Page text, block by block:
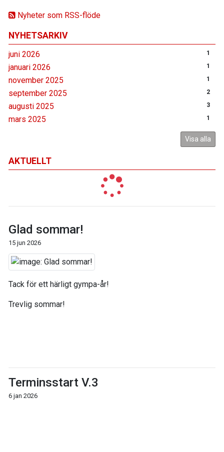
Nyheter som RSS-flöde
NYHETSARKIV
juni 2026 1
januari 2026 1
november 2025 1
september 2025 2
augusti 2025 3
mars 2025 1
Visa alla
AKTUELLT
Glad sommar!
15 jun 2026
Tack för ett härligt gympa-år!
Trevlig sommar!
Terminsstart V.3
6 jan 2026